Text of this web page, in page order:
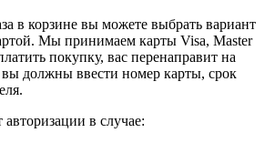
в корзине вы можете выбрать вариант
Мы принимаем карты Visa, Master
покупку, вас перенаправит на
вы должны ввести номер карты, срок
авторизации в случае: